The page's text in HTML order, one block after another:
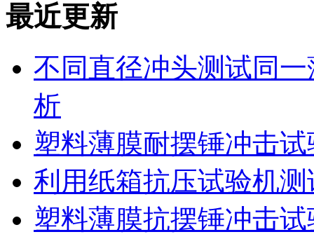
最近更新
不同直径冲头测试同
析
塑料薄膜耐摆锤冲击
利用纸箱抗压试验机
塑料薄膜抗摆锤冲击